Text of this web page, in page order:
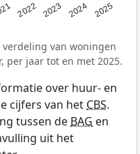
2022 2023 2024 2025
van woningen
per jaar tot en met 2025.
over huur- en
cijfers van het CBS.
tussen de BAG en
uit het